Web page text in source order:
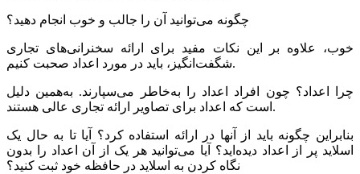
چگونه می‌توانید آن را جالب و خوب انجام دهید؟
خوب، علاوه بر این نکات مفید برای ارائه سخنرانی‌های تجاری
شگفت‌انگیز، باید در مورد اعداد صحبت کنیم.
چرا اعداد؟ چون افراد اعداد را به‌خاطر می‌سپارند. به‌همین دلیل
است که اعداد برای تصاویر ارائه تجاری عالی هستند.
بنابراین چگونه باید از آنها در ارائه استفاده کرد؟ آیا تا به حال یک
اسلاید پر از اعداد دیده‌اید؟ آیا می‌توانید هر یک از آن اعداد را بدون
نگاه کردن به اسلاید در حافظه خود ثبت کنید؟